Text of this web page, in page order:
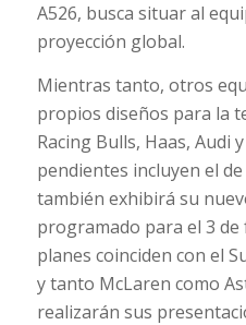
A526, busca situar al
proyección global.
Mientras tanto, otros
propios diseños para la
Racing Bulls, Haas, Audi
pendientes incluyen el
también exhibirá su
programado para el 3 de
planes coinciden con el
y tanto McLaren como
realizarán sus